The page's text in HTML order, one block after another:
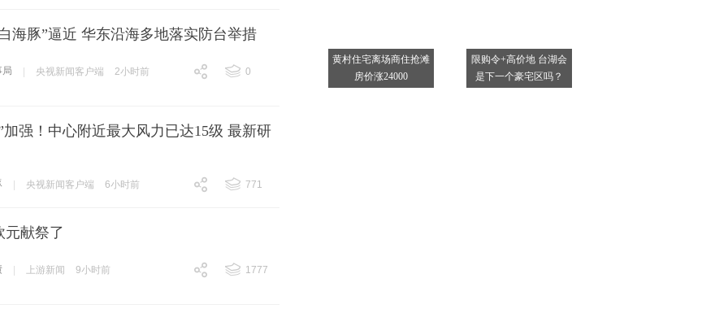
海豚”逼近 华东沿海多地落实防台举措
局 央视新闻客户端 2小时前
0
加强！中心附近最大风力已达15级 最新研
央视新闻客户端 6小时前
771
元献祭了
上游新闻 9小时前
1777
黄村住宅离场商住抢滩
房价涨24000
限购令+高价地 台湖会
是下一个豪宅区吗？